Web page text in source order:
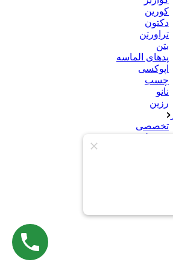
کورین
دکتون
تراورتن
بتن
پدهای الماسه
اپوکسی
چسب
نانو
رزین
تخصصی
معمولی